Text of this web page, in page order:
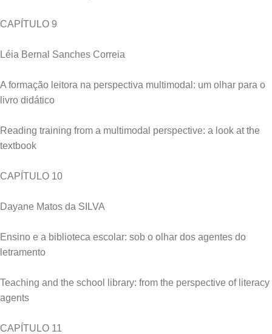
CAPÍTULO 9
Léia Bernal Sanches Correia
A formação leitora na perspectiva multimodal: um olhar para o
livro didático
Reading training from a multimodal perspective: a look at the
textbook
CAPÍTULO 10
Dayane Matos da SILVA
Ensino e a biblioteca escolar: sob o olhar dos agentes do
letramento
Teaching and the school library: from the perspective of literacy
agents
CAPÍTULO 11